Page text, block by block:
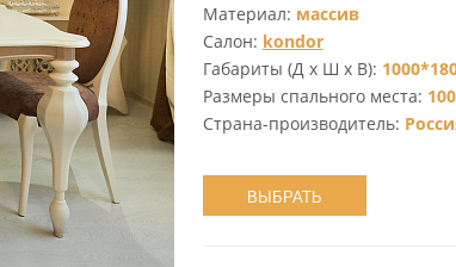
Материал: массив
Салон: kondor
Габариты (Д х Ш х В):
Размеры спального места:
Страна-производитель:
ВЫБРАТЬ